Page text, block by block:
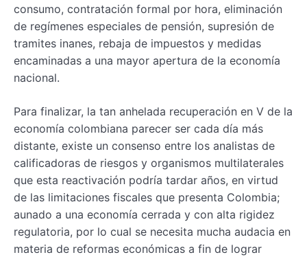
consumo, contratación formal por hora, eliminación
de regímenes especiales de pensión, supresión de
tramites inanes, rebaja de impuestos y medidas
encaminadas a una mayor apertura de la economía
nacional.
Para finalizar, la tan anhelada recuperación en V de la
economía colombiana parecer ser cada día más
distante, existe un consenso entre los analistas de
calificadoras de riesgos y organismos multilaterales
que esta reactivación podría tardar años, en virtud
de las limitaciones fiscales que presenta Colombia;
aunado a una economía cerrada y con alta rigidez
regulatoria, por lo cual se necesita mucha audacia en
materia de reformas económicas a fin de lograr